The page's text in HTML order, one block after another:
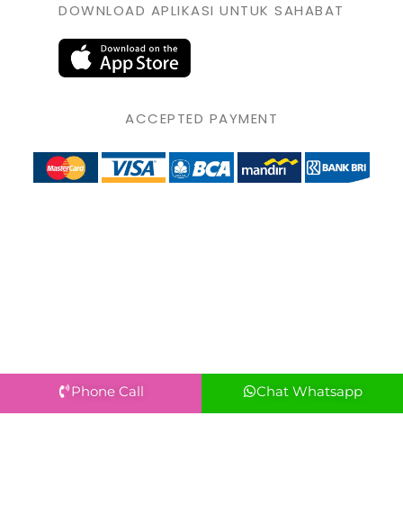
DOWNLOAD APLIKASI UNTUK SAHABAT
ACCEPTED PAYMENT
Phone Call Chat Whatsapp